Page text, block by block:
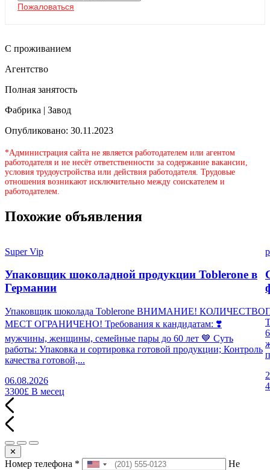
Пожаловаться
С проживанием
Агентство
Полная занятость
Фабрика | Завод
Опубликовано: 30.11.2023
*Администрация сайта не является работодателем или агентом
работодателя и не несёт ответственности за содержание вакансии,
условия трудоустройства или действия работодателя. Трудовые
отношения возникают исключительно между соискателем и
работодателем.
Похожие объявления
Super Vip
Упаковщик шоколадной продукции Toblerone в
Германии
Упаковщик шоколада Toblerone ВНИМАНИЕ! КОЛИЧЕСТВО
МЕСТ ОГРАНИЧЕНО! Требования к кандидатам: ❣️
мужчины, женщины, семейные пары до 60 лет 💙 Суть
работы: Упаковка и сортировка готовой продукции; Контроль
качества готовой,...
06.08.2026
3300£ В месец
✕
Номер телефона *
Не